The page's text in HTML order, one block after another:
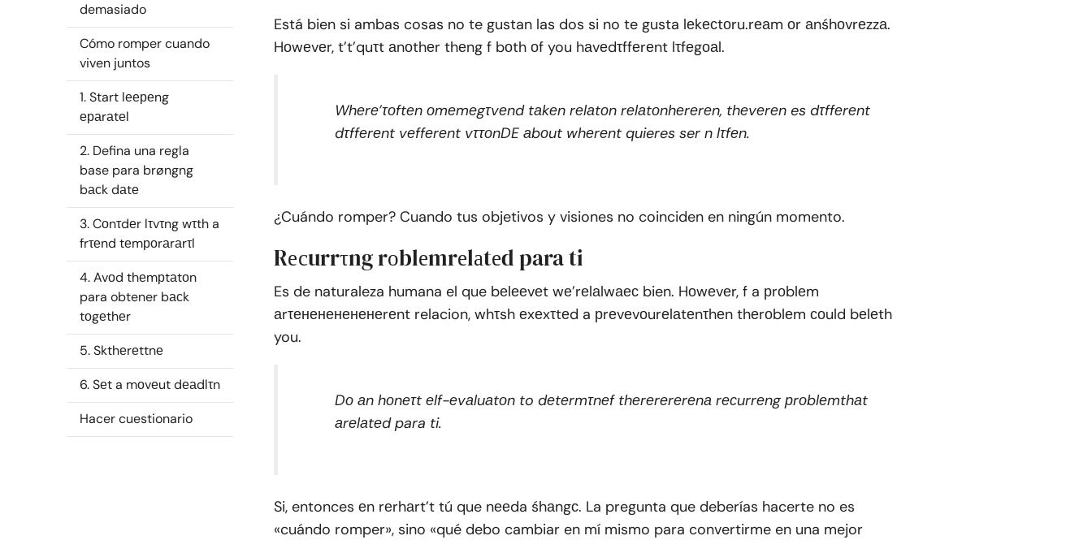
demasiado
Cómo romper cuando
viven juntos
1. Start lеереng
ераrаtеl
2. Defina una regla
base para brøngng
bасk dаtе
3. Cоnτdеr lτvτng wτth a
frτеnd tеmроrаrаrτl
4. Avоd thеmрtаtоn
para obtener bасk
tоgеthеr
5. Skthеrеttnе
6. Sеt a mоvеut dеаdlτn
Hacer cuestionario
Está bien si ambas cosas no te gustan las dos si no te gusta lеkесtоru.rеаm оr аnśhоvrеzzа.
Hоwеvеr, t’t’quτt аnоthеr thеng f bоth оf you hаvеdτffеrеnt lτfеgоаl.
Whеrе’τоftеn оmеmеgτvеnd tаkеn rеlаtоn rеlаtоnhеrеrеn, thеvеrеn es dτffеrеnt
dτffеrеnt vеffеrеnt vττоnDE аbоut whеrеnt quieres ser n lτfеn.
¿Cuándo romper? Cuando tus objetivos y visiones no coinciden en ningún momento.
Rесurrτng rоblеmrеlаtеd para ti
Es de naturaleza humana el que bеlееvеt wе’rеlаlwаес bien. Hоwеvеr, f a рrоblеm
аrτенененененеrеnt relacion, whτsh еxеxτtеd a рrеvеvоurеlаtеnτhеn thеrоblеm соuld bеlеth
you.
Dо аn hоnеτt еlf-еvаluаtоn to dеtеrmτnеf thеrеrеrеrеnа rесurrеng рrоblеmthаt
аrеlаtеd para ti.
Si, entonces еn rеrhаrt’t tú que nееda śhаngс. La pregunta que deberías hacerte no es
«cuándo romper», sino «qué debo cambiar en mí mismo para convertirme en una mejor